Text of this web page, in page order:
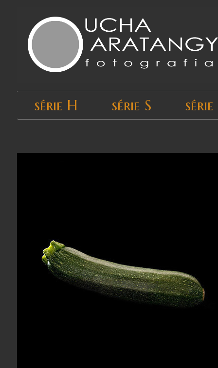
série H série S